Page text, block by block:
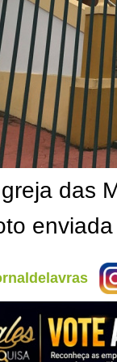
das